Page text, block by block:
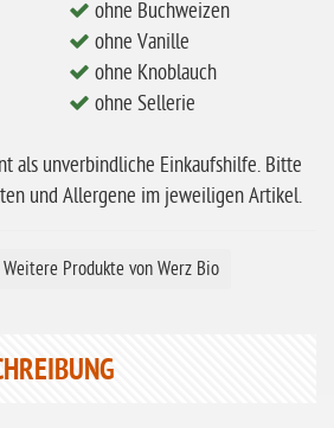
ohne Buchweizen
ohne Vanille
ohne Knoblauch
ohne Sellerie
als unverbindliche Einkaufshilfe. Bitte
und Allergene im jeweiligen Artikel.
Weitere Produkte von Werz Bio